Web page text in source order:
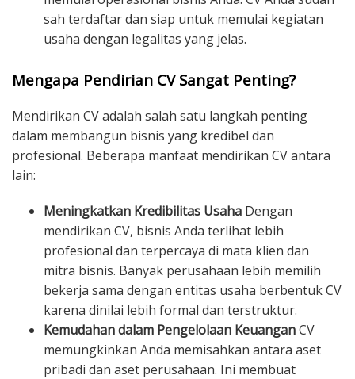
sah terdaftar dan siap untuk memulai kegiatan
usaha dengan legalitas yang jelas.
Mengapa Pendirian CV Sangat Penting?
Mendirikan CV adalah salah satu langkah penting
dalam membangun bisnis yang kredibel dan
profesional. Beberapa manfaat mendirikan CV antara
lain:
Meningkatkan Kredibilitas Usaha Dengan
mendirikan CV, bisnis Anda terlihat lebih
profesional dan terpercaya di mata klien dan
mitra bisnis. Banyak perusahaan lebih memilih
bekerja sama dengan entitas usaha berbentuk CV
karena dinilai lebih formal dan terstruktur.
Kemudahan dalam Pengelolaan KeuanganCV
memungkinkan Anda memisahkan antara aset
pribadi dan aset perusahaan. Ini membuat